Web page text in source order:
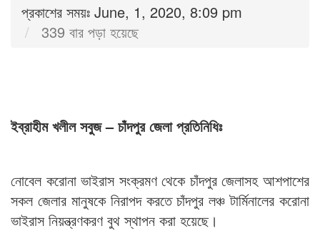
প্রকাশের সময়ঃ June, 1, 2020, 8:09 pm
339 বার পড়া হয়েছে
ইব্রাহীম খলীল সবুজ – চাঁদপুর জেলা প্রতিনিধিঃ
নোবেল করোনা ভাইরাস সংক্রমণ থেকে চাঁদপুর জেলাসহ আশপাশের
সকল জেলার মানুষকে নিরাপদ করতে চাঁদপুর লঞ্চ টার্মিনালের করোনা
ভাইরাস নিয়ন্ত্রণকরণ বুথ স্থাপন করা হয়েছে।